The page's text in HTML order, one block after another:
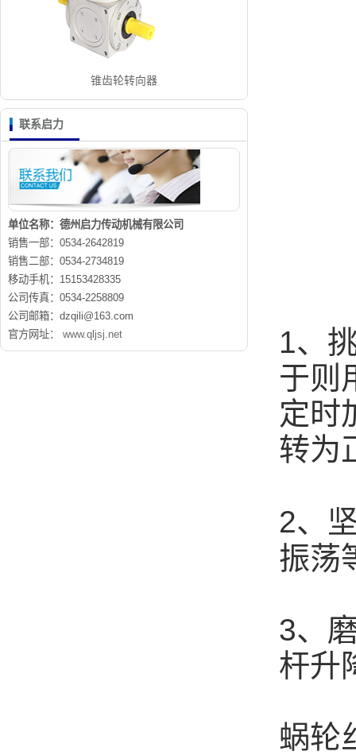
1、
于则
定时
转为
2、
振荡
3、
杆升
蜗轮
锥齿轮转向器
联系启力
单位名称：德州启力传动机械有限公司
销售一部：0534-2642819
销售二部：0534-2734819
移动手机：15153428335
公司传真：0534-2258809
公司邮箱：dzqili@163.com
官方网址：
www.qljsj.net